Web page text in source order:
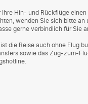
Ihre Hin- und Rückflüge
wenden Sie sich bitte
gerne verbindlich für Sie
die Reise auch ohne Flug
sowie das Zug-zum-